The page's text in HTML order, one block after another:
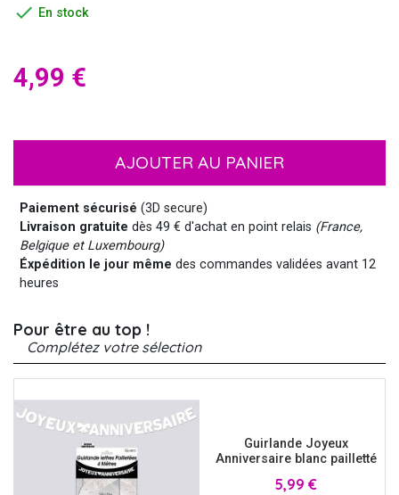
 En stock
4,99 €
AJOUTER AU PANIER
Paiement sécurisé (3D secure)
Livraison gratuite dès 49 € d'achat en point relais (France,
Belgique et Luxembourg)
Éxpédition le jour même des commandes validées avant 12
heures
Pour être au top !
Complétez votre sélection
Guirlande Joyeux
Anniversaire blanc pailletté
Prix
5,99 €